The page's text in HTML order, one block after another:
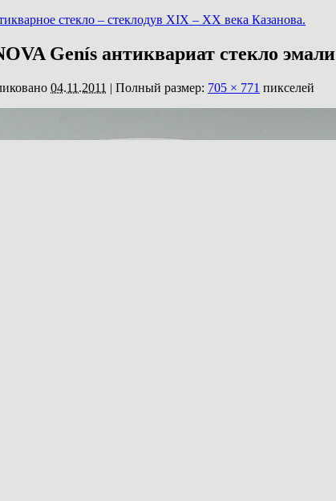
стекло – стеклодув XIX – XX века Казанова.
Genís антиквариат стекло эмали
04.11.2011 | Полный размер: 705 × 771 пикселей